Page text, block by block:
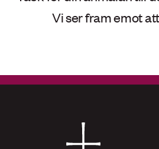
Vi ser fram emot